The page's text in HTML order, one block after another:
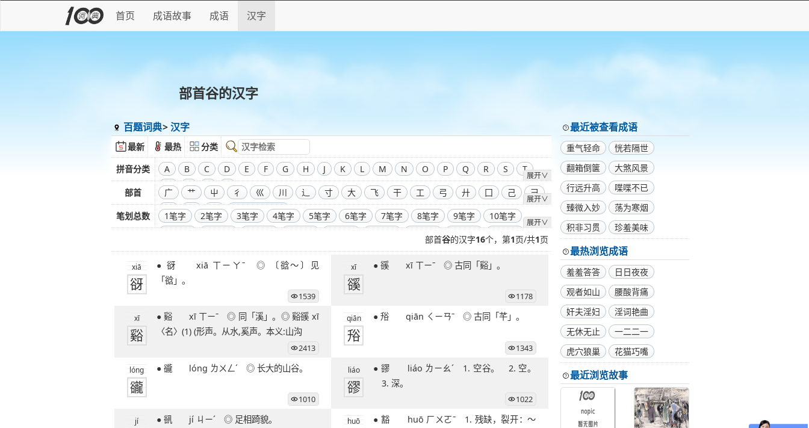
首页 成语故事 成语 汉字
部首谷的汉字
百题词典 汉字
最新 最热
分类
拼音分类
展开∨
A B C D E F G H J K L M N O P Q R S
T
W
X Y Z
部首
展开∨
广 艹 屮 彳 巛 川 辶 寸 大 飞 干 工 弓 廾 囗 己
彐
彑
巾 口 全部偏旁部首
笔划总数
展开∨
1笔字 2笔字 3笔字 4笔字 5笔字 6笔字 7笔字 8笔字 9笔字
10笔字
17笔字 18笔字
19笔字
20笔字
21笔字 22笔字 23笔字 24笔字 25笔字 26笔字 27笔字
28笔字
29笔字
30笔字 31笔字 32笔字 33笔字 34笔字 35笔字 36笔字
39笔字
51笔字
部首谷的汉字16个，第1页/共1页
xiā
谺
● 谺 xiā ㄒㄧㄚˉ ◎ 〔谽～〕见
「谽」。
1539
xī
豀
● 豀 xī ㄒㄧˉ ◎ 古同「谿」。
1178
xī
谿
● 谿 xī ㄒㄧˉ ◎ 同「溪」。◎ 谿豀 xī
〈名〉(1) (形声。从水,奚声。本义:山沟
2413
qiān
谸
● 谸 qiān ㄑㄧㄢˉ ◎ 古同「芊」。
1343
lóng
豅
● 豅 lóng ㄌㄨㄥˊ ◎ 长大的山谷。
1010
liáo
豂
● 豂 liáo ㄌㄧㄠˊ 1. 空谷。 2. 空。
3. 深。
1022
jí ● 谻 jí ㄐㄧˊ ◎ 足相踦貌。 huō
● 豁 huō ㄏㄨㄛˉ 1. 残缺，裂开：～
最近被查看成语
重气轻命
恍若隔世
翻箱倒箧
大煞风景
行远升高
喋喋不已
臻微入妙
荡为寒烟
积非习贯
珍羞美味
最热浏览成语
羞羞答答
日日夜夜
观者如山
腰酸背痛
奸夫淫妇
淫词艳曲
无休无止
一二二一
虎穴狼巢
花猫巧嘴
最近浏览故事